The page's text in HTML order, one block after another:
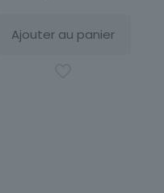
Ajouter au panier